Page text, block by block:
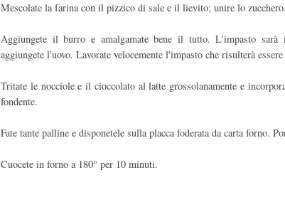
Mescolate la farina con il pizzico di sale e il lievito; unire lo zucchero.
Aggiungete il burro e amalgamate bene il tutto. L'impasto
aggiungete l'uovo. Lavorate velocemente l'impasto che risulterà
Tritate le nocciole e il cioccolato al latte grossolanamente e
fondente.
Fate tante palline e disponetele sulla placca foderata da carta forno.
Cuocete in forno a 180° per 10 minuti.